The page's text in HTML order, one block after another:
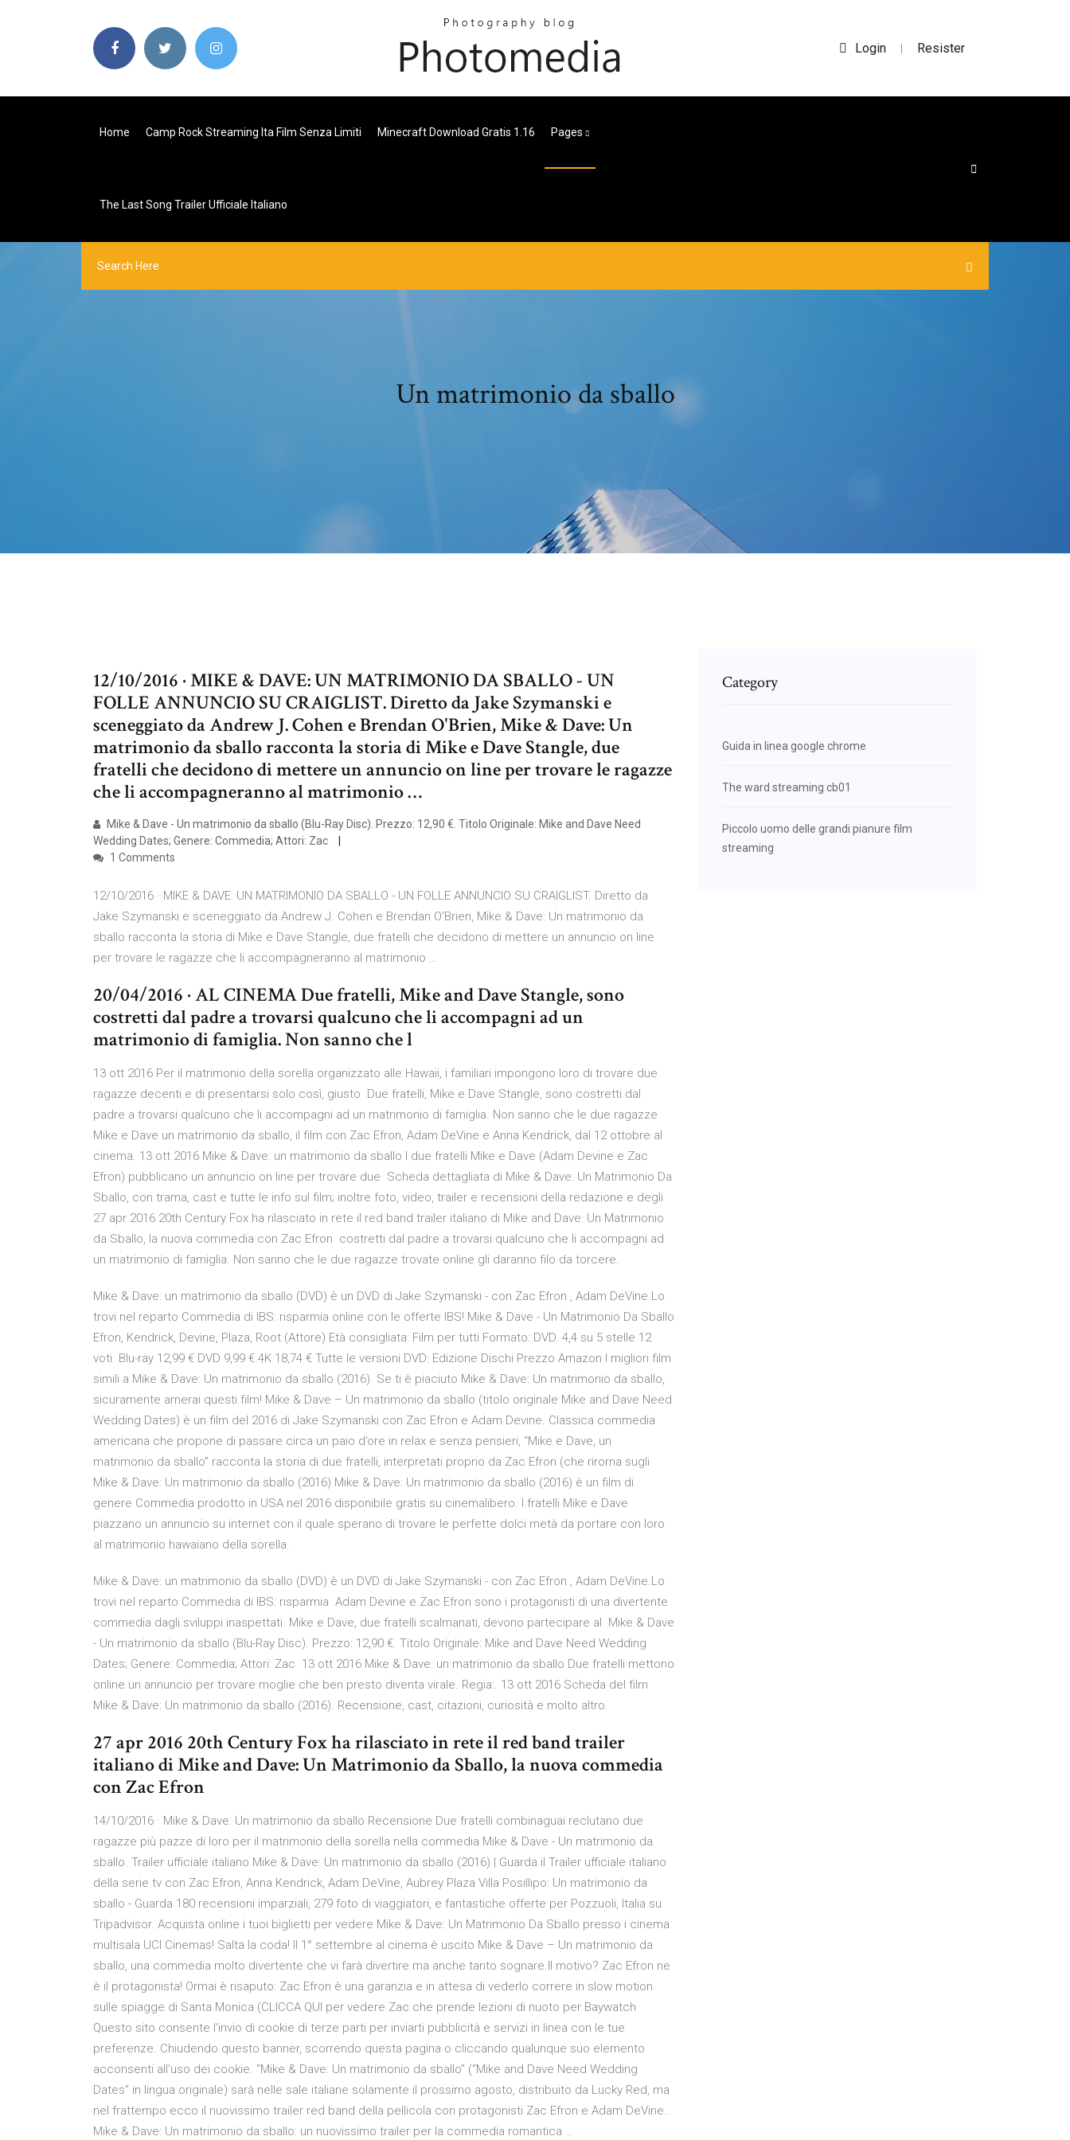
Login | Resister
Home Camp Rock Streaming Ita Film Senza Limiti Minecraft Download Gratis 1.16 Pages
The Last Song Trailer Ufficiale Italiano
Un matrimonio da sballo
12/10/2016 · MIKE & DAVE: UN MATRIMONIO DA SBALLO - UN
FOLLE ANNUNCIO SU CRAIGLIST. Diretto da Jake Szymanski e
sceneggiato da Andrew J. Cohen e Brendan O'Brien, Mike & Dave: Un
matrimonio da sballo racconta la storia di Mike e Dave Stangle, due
fratelli che decidono di mettere un annuncio on line per trovare le ragazze
che li accompagneranno al matrimonio …
Mike & Dave - Un matrimonio da sballo (Blu-Ray Disc). Prezzo: 12,90 €. Titolo Originale: Mike and Dave Need
Wedding Dates; Genere: Commedia; Attori: Zac
1 Comments
12/10/2016 · MIKE & DAVE: UN MATRIMONIO DA SBALLO - UN FOLLE ANNUNCIO SU CRAIGLIST. Diretto da
Jake Szymanski e sceneggiato da Andrew J. Cohen e Brendan O'Brien, Mike & Dave: Un matrimonio da
sballo racconta la storia di Mike e Dave Stangle, due fratelli che decidono di mettere un annuncio on line
per trovare le ragazze che li accompagneranno al matrimonio …
20/04/2016 · AL CINEMA Due fratelli, Mike and Dave Stangle, sono
costretti dal padre a trovarsi qualcuno che li accompagni ad un
matrimonio di famiglia. Non sanno che l
13 ott 2016 Per il matrimonio della sorella organizzato alle Hawaii, i familiari impongono loro di trovare due
ragazze decenti e di presentarsi solo così, giusto Due fratelli, Mike e Dave Stangle, sono costretti dal
padre a trovarsi qualcuno che li accompagni ad un matrimonio di famiglia. Non sanno che le due ragazze
Mike e Dave un matrimonio da sballo, il film con Zac Efron, Adam DeVine e Anna Kendrick, dal 12 ottobre al
cinema. 13 ott 2016 Mike & Dave: un matrimonio da sballo I due fratelli Mike e Dave (Adam Devine e Zac
Efron) pubblicano un annuncio on line per trovare due Scheda dettagliata di Mike & Dave: Un Matrimonio Da
Sballo, con trama, cast e tutte le info sul film; inoltre foto, video, trailer e recensioni della redazione e degli
27 apr 2016 20th Century Fox ha rilasciato in rete il red band trailer italiano di Mike and Dave: Un Matrimonio
da Sballo, la nuova commedia con Zac Efron costretti dal padre a trovarsi qualcuno che li accompagni ad
un matrimonio di famiglia. Non sanno che le due ragazze trovate online gli daranno filo da torcere.
Mike & Dave: un matrimonio da sballo (DVD) è un DVD di Jake Szymanski - con Zac Efron , Adam DeVine.Lo
trovi nel reparto Commedia di IBS: risparmia online con le offerte IBS! Mike & Dave - Un Matrimonio Da Sballo
Efron, Kendrick, Devine, Plaza, Root (Attore) Età consigliata: Film per tutti Formato: DVD. 4,4 su 5 stelle 12
voti. Blu-ray 12,99 € DVD 9,99 € 4K 18,74 € Tutte le versioni DVD: Edizione Dischi Prezzo Amazon I migliori film
simili a Mike & Dave: Un matrimonio da sballo (2016). Se ti è piaciuto Mike & Dave: Un matrimonio da sballo,
sicuramente amerai questi film! Mike & Dave – Un matrimonio da sballo (titolo originale Mike and Dave Need
Wedding Dates) è un film del 2016 di Jake Szymanski con Zac Efron e Adam Devine. Classica commedia
americana che propone di passare circa un paio d’ore in relax e senza pensieri, “Mike e Dave, un
matrimonio da sballo” racconta la storia di due fratelli, interpretati proprio da Zac Efron (che rirorna sugli
Mike & Dave: Un matrimonio da sballo (2016) Mike & Dave: Un matrimonio da sballo (2016) è un film di
genere Commedia prodotto in USA nel 2016 disponibile gratis su cinemalibero. I fratelli Mike e Dave
piazzano un annuncio su internet con il quale sperano di trovare le perfette dolci metà da portare con loro
al matrimonio hawaiano della sorella.
Mike & Dave: un matrimonio da sballo (DVD) è un DVD di Jake Szymanski - con Zac Efron , Adam DeVine.Lo
trovi nel reparto Commedia di IBS: risparmia Adam Devine e Zac Efron sono i protagonisti di una divertente
commedia dagli sviluppi inaspettati. Mike e Dave, due fratelli scalmanati, devono partecipare al Mike & Dave
- Un matrimonio da sballo (Blu-Ray Disc). Prezzo: 12,90 €. Titolo Originale: Mike and Dave Need Wedding
Dates; Genere: Commedia; Attori: Zac 13 ott 2016 Mike & Dave: un matrimonio da sballo Due fratelli mettono
online un annuncio per trovare moglie che ben presto diventa virale. Regia:. 13 ott 2016 Scheda del film
Mike & Dave: Un matrimonio da sballo (2016). Recensione, cast, citazioni, curiosità e molto altro.
27 apr 2016 20th Century Fox ha rilasciato in rete il red band trailer
italiano di Mike and Dave: Un Matrimonio da Sballo, la nuova commedia
con Zac Efron
14/10/2016 · Mike & Dave: Un matrimonio da sballo Recensione Due fratelli combinaguai reclutano due
ragazze più pazze di loro per il matrimonio della sorella nella commedia Mike & Dave - Un matrimonio da
sballo. Trailer ufficiale italiano Mike & Dave: Un matrimonio da sballo (2016) | Guarda il Trailer ufficiale italiano
della serie tv con Zac Efron, Anna Kendrick, Adam DeVine, Aubrey Plaza Villa Posillipo: Un matrimonio da
sballo - Guarda 180 recensioni imparziali, 279 foto di viaggiatori, e fantastiche offerte per Pozzuoli, Italia su
Tripadvisor. Acquista online i tuoi biglietti per vedere Mike & Dave: Un Matrimonio Da Sballo presso i cinema
multisala UCI Cinemas! Salta la coda! Il 1° settembre al cinema è uscito Mike & Dave – Un matrimonio da
sballo, una commedia molto divertente che vi farà divertire ma anche tanto sognare.Il motivo? Zac Efron ne
è il protagonista! Ormai è risaputo: Zac Efron è una garanzia e in attesa di vederlo correre in slow motion
sulle spiagge di Santa Monica (CLICCA QUI per vedere Zac che prende lezioni di nuoto per Baywatch
Questo sito consente l'invio di cookie di terze parti per inviarti pubblicità e servizi in linea con le tue
preferenze. Chiudendo questo banner, scorrendo questa pagina o cliccando qualunque suo elemento
acconsenti all'uso dei cookie. “Mike & Dave: Un matrimonio da sballo” (“Mike and Dave Need Wedding
Dates” in lingua originale) sarà nelle sale italiane solamente il prossimo agosto, distribuito da Lucky Red, ma
nel frattempo ecco il nuovissimo trailer red band della pellicola con protagonisti Zac Efron e Adam DeVine..
Mike & Dave: Un matrimonio da sballo: un nuovissimo trailer per la commedia romantica …
Category
Guida in linea google chrome
The ward streaming cb01
Piccolo uomo delle grandi pianure film
streaming